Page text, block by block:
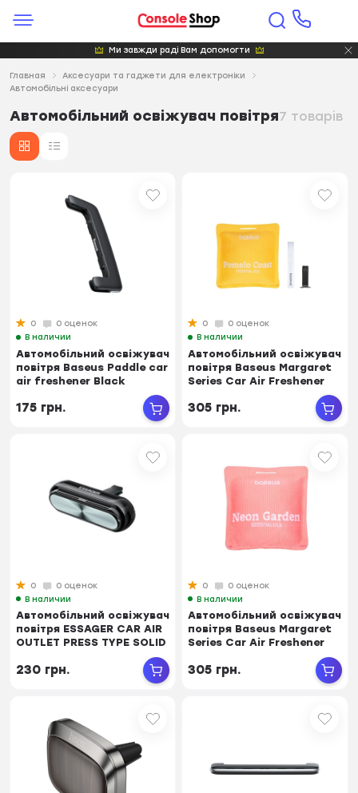
Ми завжди раді Вам допомогти
Главная
Аксесуари та гаджети для електроніки
Автомобільні аксесуари
Автомобільний освіжувач повітря7 товарів
0
0 оценок
В наличии
Автомобільний освіжувач
повітря Baseus Paddle car
air freshener Black
175 грн.
0
0 оценок
В наличии
Автомобільний освіжувач
повітря Baseus Margaret
Series Car Air Freshener
305 грн.
0
0 оценок
В наличии
Автомобільний освіжувач
повітря ESSAGER CAR AIR
OUTLET PRESS TYPE SOLID
230 грн.
0
0 оценок
В наличии
Автомобільний освіжувач
повітря Baseus Margaret
Series Car Air Freshener
305 грн.